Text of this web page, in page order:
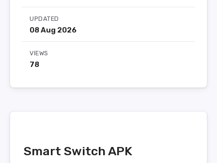
UPDATED
08 Aug 2026
VIEWS
78
Smart Switch APK